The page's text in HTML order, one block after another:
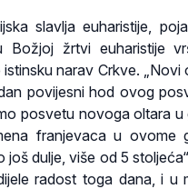
slavlja euharistije,
žrtvi euharistije
narav Crkve. „Novi
povijesni hod ovog
posvetu novoga oltara u
franjevaca u ovome
dulje, više od 5
radost toga dana, i u